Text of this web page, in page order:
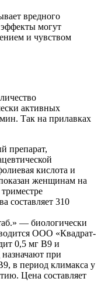
вредного
могут
и чувством
активных
Так на прилавках
препарат,
кислота и
женщинам на
составляет 310
— биологически
ООО «Квадрат-
0,5 мг В9 и
при
в период климакса у
Цена составляет